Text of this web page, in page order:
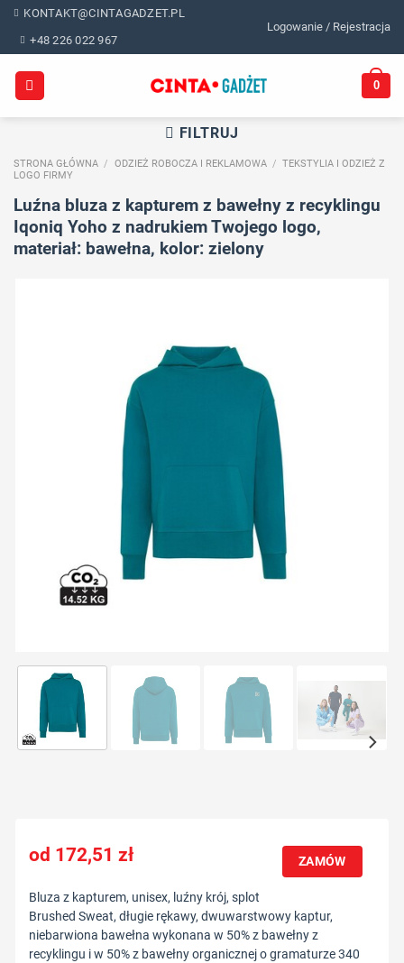
Skip
content
KONTAKT@CINTAGADZET.PL
+48 226 022 967
Logowanie / Rejestracja
0
FILTRUJ
STRONA GŁÓWNA / ODZIEŻ ROBOCZA I REKLAMOWA / TEKSTYLIA I ODZIEŻ Z
LOGO FIRMY
Luźna bluza z kapturem z bawełny z recyklingu
Iqoniq Yoho z nadrukiem Twojego logo,
materiał: bawełna, kolor: zielony
172,51zł ZAMÓW
Bluza z kapturem, unisex, luźny krój, splot
Brushed Sweat, długie rękawy, dwuwarstwowy kaptur,
niebarwiona bawełna wykonana w 50% z bawełny z
recyklingu i w 50% z bawełny organicznej o gramaturze 340